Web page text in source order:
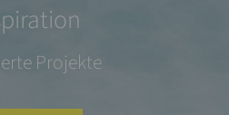
Projekte